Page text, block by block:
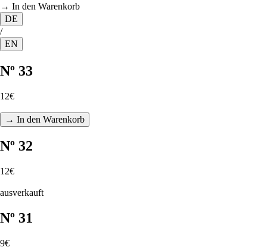
→ In den Warenkorb
DE
/
EN
Nº 33
12€
→ In den Warenkorb
Nº 32
12€
ausverkauft
Nº 31
9€